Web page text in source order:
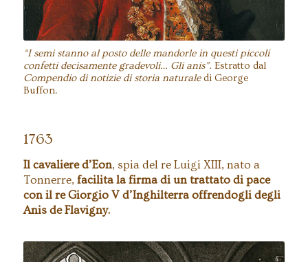
“I semi stanno al posto delle mandorle in questi piccoli
confetti decisamente gradevoli… Gli anis”. Estratto dal
Compendio di notizie di storia naturaledi George
Buffon.
1763
Il cavaliere d’Eon, spia del re Luigi XIII, nato a
Tonnerre, facilita la firma di un trattato di pace
con il re Giorgio V d’Inghilterra offrendogli degli
Anis de Flavigny.